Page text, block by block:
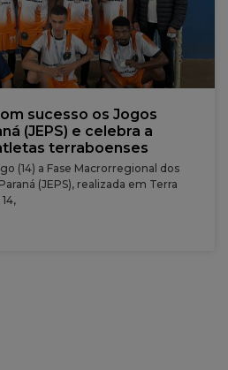
sucesso os Jogos
(JEPS) e celebra a
terraboenses
(14) a Fase Macrorregional dos
(JEPS), realizada em Terra